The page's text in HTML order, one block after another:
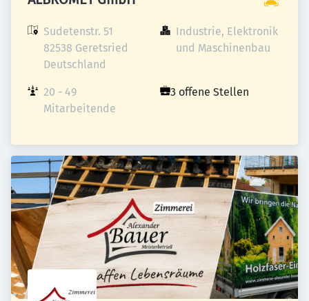
Sudetenstr. 51
82538 Geretsried
Deutschland
Industrie, Elektronik
und Maschinenbau
20 - 49
Mitarbeitende
3 offene Stellen